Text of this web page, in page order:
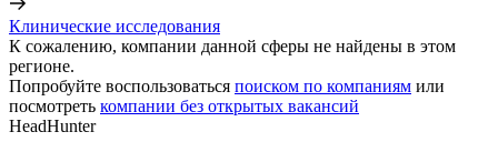
Клинические исследования
К сожалению, компании данной сферы не найдены в этом
регионе.
Попробуйте воспользоваться поиском по компаниям или
посмотреть компании без открытых вакансий
HeadHunter